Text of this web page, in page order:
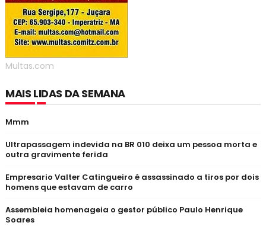
Multas.com
MAIS LIDAS DA SEMANA
Mmm
Ultrapassagem indevida na BR 010 deixa um pessoa morta e
outra gravimente ferida
Empresario Valter Catingueiro é assassinado a tiros por dois
homens que estavam de carro
Assembleia homenageia o gestor público Paulo Henrique
Soares